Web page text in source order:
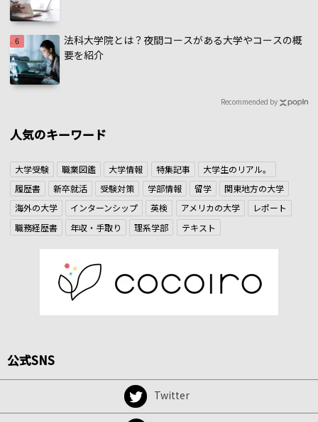
法科大学院とは？夜間コースがある大学やコースの概
要を紹介
Recommended by
人気のキーワード
大学受験 職業図鑑 大学情報 特集記事
大学生のリアル。
履歴書
新卒就活 受験対策 学部情報 留学
関東地方の大学
海外の大学
インターンシップ 英検 アメリカの大学
レポート
職務経歴書
年収・手取り 理系学部 テキスト
公式SNS
Twitter